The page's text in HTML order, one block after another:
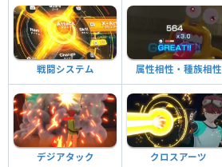
戦闘システム 属性相性・種族相性
デジアタック クロスアーツ